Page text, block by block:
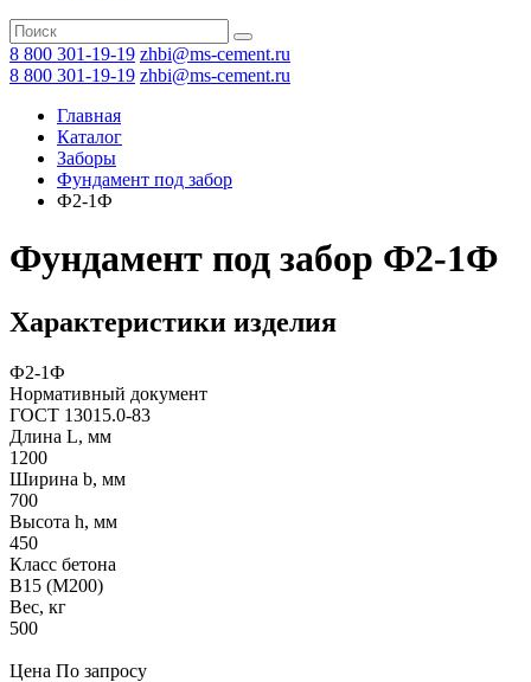
8 800 301-19-19 zhbi@ms-cement.ru
8 800 301-19-19 zhbi@ms-cement.ru
Главная
Каталог
Заборы
Фyндамент под забор
Ф2-1Ф
Фундамент под забор Ф2-1Ф
Характеристики изделия
Ф2-1Ф
Нормативный документ
ГОСТ 13015.0-83
Длина L, мм
1200
Ширина b, мм
700
Высота h, мм
450
Класс бетона
В15 (M200)
Вес, кг
500
Цена По запросу